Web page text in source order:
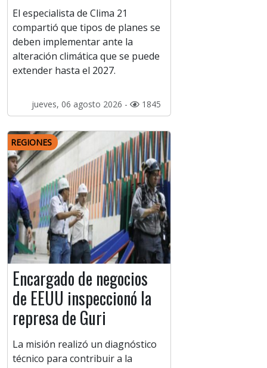
El especialista de Clima 21
compartió que tipos de planes se
deben implementar ante la
alteración climática que se puede
extender hasta el 2027.
jueves, 06 agosto 2026 - 1845
REGIONES
Encargado de negocios
de EEUU inspeccionó la
represa de Guri
La misión realizó un diagnóstico
técnico para contribuir a la